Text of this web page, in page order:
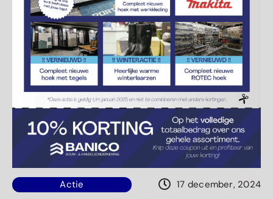
Actie 17 december, 2024